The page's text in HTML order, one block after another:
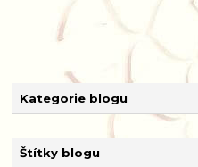
Kategorie blogu
Štítky blogu